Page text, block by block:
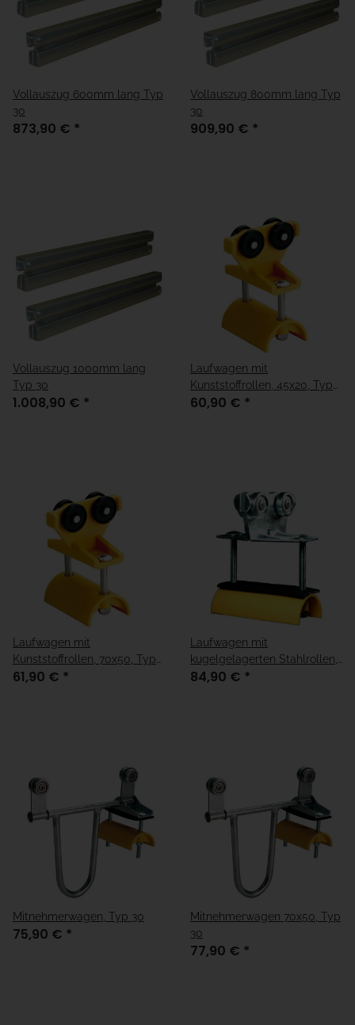
Vollauszug 600mm lang Typ
30
873,90 € *
Vollauszug 800mm lang Typ
30
909,90 € *
Vollauszug 1000mm lang
Typ 30
1.008,90 € *
Laufwagen mit
Kunststoffrollen, 45x20, Typ
30
60,90 € *
Laufwagen mit
Kunststoffrollen, 70x50, Typ
30
61,90 € *
Laufwagen mit
kugelgelagerten Stahlrollen,
Typ 30,
84,90 € *
Mitnehmerwagen, Typ 30
75,90 € *
Mitnehmerwagen 70x50, Typ
30
77,90 € *